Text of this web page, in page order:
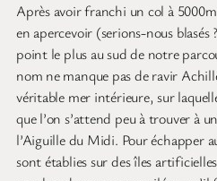
Après avoir franchi un col à
en apercevoir (serions-nous blasés
point le plus au sud de notre
nom ne manque pas de ravir
véritable mer intérieure, sur
que l’on s’attend peu à trouver à
l’Aiguille du Midi. Pour échapper
sont établies sur des îles